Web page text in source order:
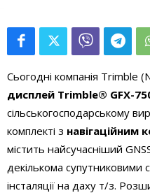
Сьогодні компанія Trimble
дисплей Trimble® GFX-
сільськогосподарському
комплекті з навігаційним
містить найсучасніший
декількома супутниковими
інсталяції на даху т/з.